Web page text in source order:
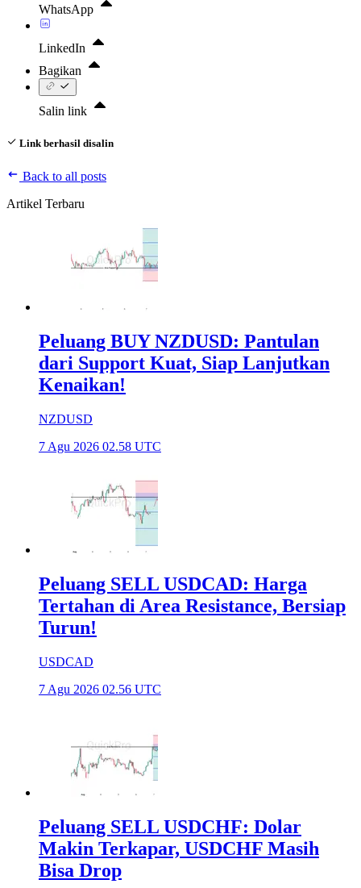
WhatsApp
LinkedIn
Bagikan
Salin link
Link berhasil disalin
Back to all posts
Artikel Terbaru
Peluang BUY NZDUSD: Pantulan
dari Support Kuat, Siap Lanjutkan
Kenaikan!
NZDUSD
7 Agu 2026 02.58 UTC
Peluang SELL USDCAD: Harga
Tertahan di Area Resistance, Bersiap
Turun!
USDCAD
7 Agu 2026 02.56 UTC
Peluang SELL USDCHF: Dolar
Makin Terkapar, USDCHF Masih
Bisa Drop